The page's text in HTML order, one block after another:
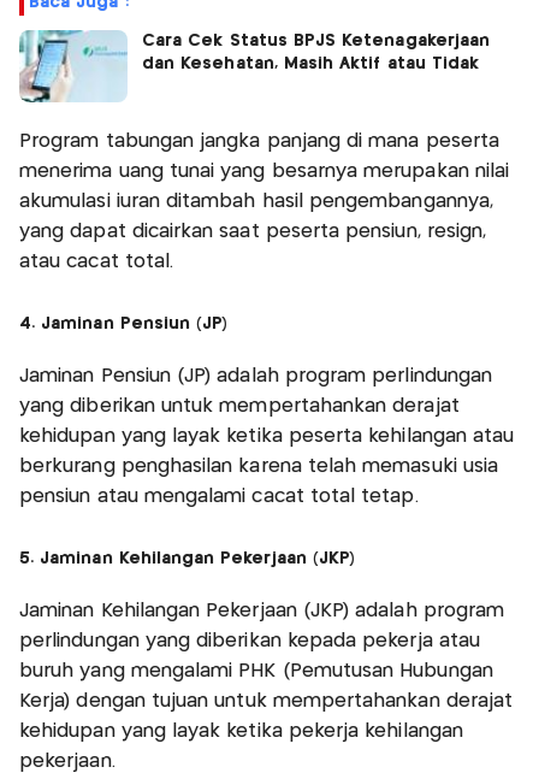
Cara Cek Status BPJS Ketenagakerjaan
dan Kesehatan, Masih Aktif atau Tidak
Program tabungan jangka panjang di mana peserta
menerima uang tunai yang besarnya merupakan nilai
akumulasi iuran ditambah hasil pengembangannya,
yang dapat dicairkan saat peserta pensiun, resign,
atau cacat total.
4. Jaminan Pensiun (JP)
Jaminan Pensiun (JP) adalah program perlindungan
yang diberikan untuk mempertahankan derajat
kehidupan yang layak ketika peserta kehilangan atau
berkurang penghasilan karena telah memasuki usia
pensiun atau mengalami cacat total tetap.
5. Jaminan Kehilangan Pekerjaan (JKP)
Jaminan Kehilangan Pekerjaan (JKP) adalah program
perlindungan yang diberikan kepada pekerja atau
buruh yang mengalami PHK (Pemutusan Hubungan
Kerja) dengan tujuan untuk mempertahankan derajat
kehidupan yang layak ketika pekerja kehilangan
pekerjaan.